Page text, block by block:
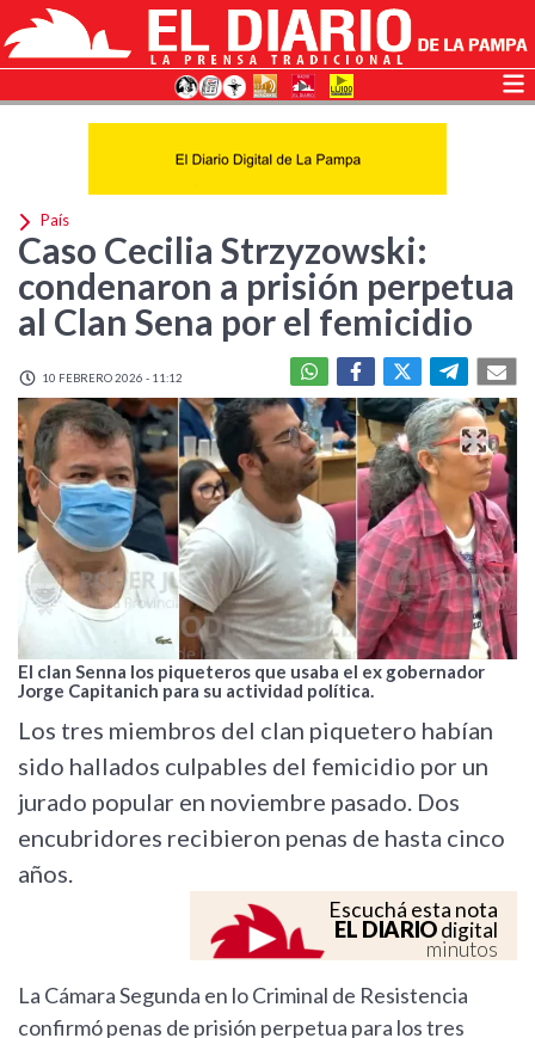
País
Caso Cecilia Strzyzowski:
condenaron a prisión perpetua
al Clan Sena por el femicidio
10 FEBRERO 2026 - 11:12
El clan Senna los piqueteros que usaba el ex gobernador
Jorge Capitanich para su actividad política.
Los tres miembros del clan piquetero habían
sido hallados culpables del femicidio por un
jurado popular en noviembre pasado. Dos
encubridores recibieron penas de hasta cinco
años.
Escuchá esta nota
EL DIARIOdigital
minutos
La Cámara Segunda en lo Criminal de Resistencia
confirmó penas de prisión perpetua para los tres